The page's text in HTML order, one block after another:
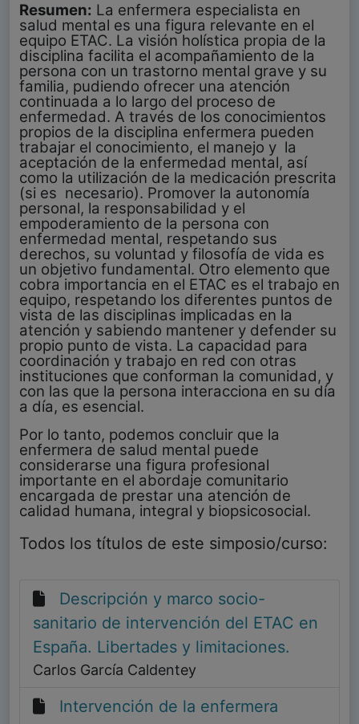
Resumen: La enfermera especialista en
salud mental es una figura relevante en el
equipo ETAC. La visión holística propia de la
disciplina facilita el acompañamiento de la
persona con un trastorno mental grave y su
familia, pudiendo ofrecer una atención
continuada a lo largo del proceso de
enfermedad. A través de los conocimientos
propios de la disciplina enfermera pueden
trabajar el conocimiento, el manejo y la
aceptación de la enfermedad mental, así
como la utilización de la medicación prescrita
(si es necesario). Promover la autonomía
personal, la responsabilidad y el
empoderamiento de la persona con
enfermedad mental, respetando sus
derechos, su voluntad y filosofía de vida es
un objetivo fundamental. Otro elemento que
cobra importancia en el ETAC es el trabajo en
equipo, respetando los diferentes puntos de
vista de las disciplinas implicadas en la
atención y sabiendo mantener y defender su
propio punto de vista. La capacidad para
coordinación y trabajo en red con otras
instituciones que conforman la comunidad, y
con las que la persona interacciona en su día
a día, es esencial.
Por lo tanto, podemos concluir que la
enfermera de salud mental puede
considerarse una figura profesional
importante en el abordaje comunitario
encargada de prestar una atención de
calidad humana, integral y biopsicosocial.
Todos los títulos de este simposio/curso:
Descripción y marco socio-
sanitario de intervención del ETAC en
España. Libertades y limitaciones.
Carlos García Caldentey
Intervención de la enfermera